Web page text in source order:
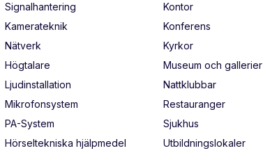
Signalhantering
Kamerateknik
Nätverk
Högtalare
Ljudinstallation
Mikrofonsystem
PA-System
Hörseltekniska hjälpmedel
Kontor
Konferens
Kyrkor
Museum och gallerier
Nattklubbar
Restauranger
Sjukhus
Utbildningslokaler